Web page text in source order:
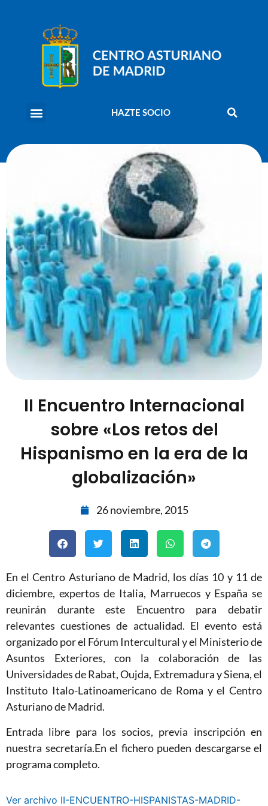
HAZTE SOCIO
II Encuentro Internacional
sobre «Los retos del
Hispanismo en la era de la
globalización»
26 noviembre, 2015
En el Centro Asturiano de Madrid, los días 10 y 11 de
diciembre, expertos de Italia, Marruecos y España se
reunirán durante este Encuentro para debatir
relevantes cuestiones de actualidad. El evento está
organizado por el Fórum Intercultural y el Ministerio de
Asuntos Exteriores, con la colaboración de las
Universidades de Rabat, Oujda, Extremadura y Siena, el
Instituto Italo-Latinoamericano de Roma y el Centro
Asturiano de Madrid.
Entrada libre para los socios, previa inscripción en
nuestra secretaría.En el fichero pueden descargarse el
programa completo.
Ver archivo II-ENCUENTRO-HISPANISTAS-MADRID-